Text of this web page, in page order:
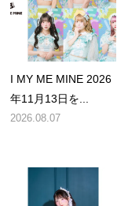
I MY ME MINE 2026
年11月13日を...
2026.08.07